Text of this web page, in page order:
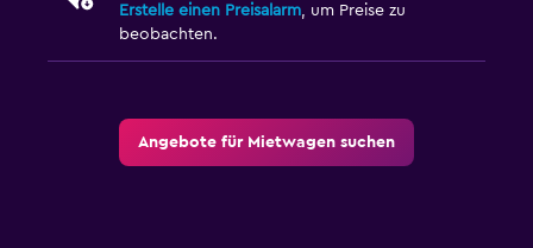
Erstelle einen Preisalarm, um Preise zu
beobachten.
Angebote für Mietwagen suchen